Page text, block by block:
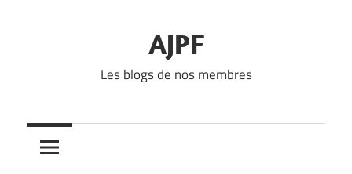
AJPF
Les blogs de nos membres